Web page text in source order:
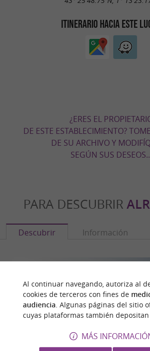
ITINERARIO HACIA ESTE
¿ERES EL
DE ESTE ESTABLECIMIENTO?
DE SU ARCHIVO Y
SEGÚN SUS
PARA DESCUBRIR
Descubrir Información
Al continuar navegando, autoriza al
cookies de terceros con fines de
audiencia. Algunas páginas del sitio
cuyas plataformas también depositan
MÁS